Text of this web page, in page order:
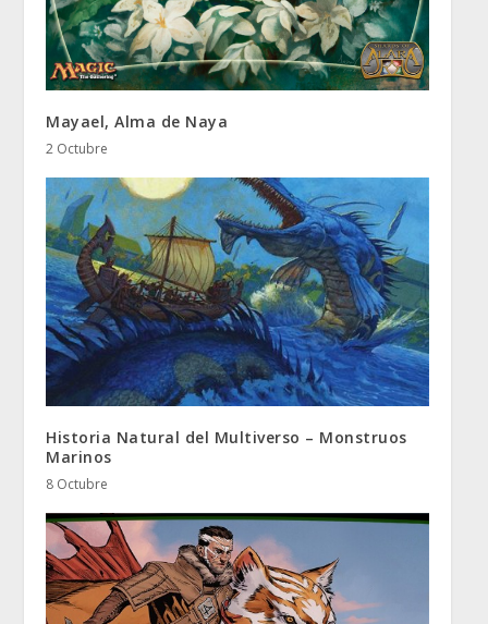
Mayael, Alma de Naya
2 Octubre
Historia Natural del Multiverso – Monstruos
Marinos
8 Octubre